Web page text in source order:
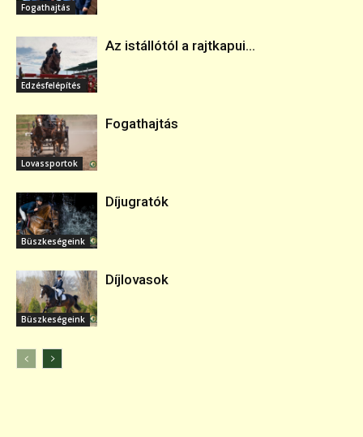
Fogathajtás
Edzésfelépítés
Az istállótól a rajtkapui...
Lovassportok
Fogathajtás
Büszkeségeink
Díjugratók
Büszkeségeink
Díjlovasok